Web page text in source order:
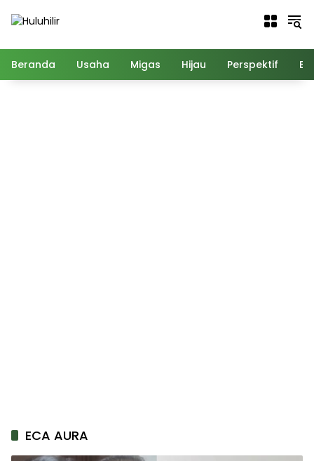
Beranda Usaha Migas Hijau Perspektif
ECA AURA